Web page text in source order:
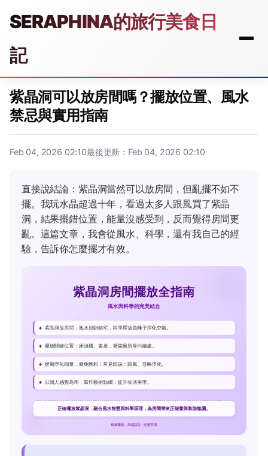
SERAPHINA的旅行美食日
記
紫晶洞可以放房間嗎？擺放位置、風水
禁忌與實用指南
Feb 04, 2026 02:10最後更新：Feb 04, 2026 02:10
直接說結論：紫晶洞當然可以放房間，但亂擺不如不
擺。我玩水晶超過十年，看過太多人跟風買了紫晶
洞，結果擺錯位置，能量沒感受到，反而覺得房間更
亂。這篇文章，我會從風水、科學，還有我自己的經
驗，告訴你怎麼擺才有效。